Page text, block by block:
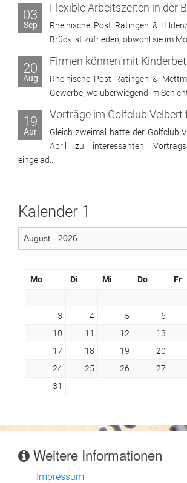
03
Sep
Flexible Arbeitszeiten in der
Rheinische Post Ratingen &
Brück ist zufrieden, obwohl sie im
20
Aug
Firmen können mit
Rheinische Post Ratingen &
Gewerbe, wo überwiegend im
19
Apr
Gleich zweimal hatte der Golfclub
April zu interessanten
eingelad...
Kalender 1
Mo Di Mi Do Fr
3
4 5 6
10
11 12 13
17
18 19 20
24
25 26 27
31
Weitere Informationen
Impressum